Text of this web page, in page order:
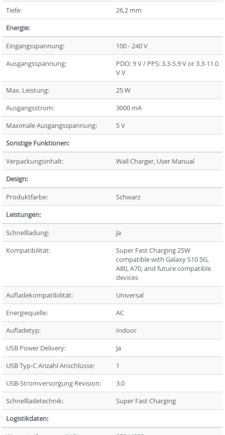
Tiefe:
26,2 mm
Energie:
Eingangsspannung:
100 - 240 V
Ausgangsspannung:
PDO: 9 V / PPS: 3.3-5.9 V or 3.3-11.0
V V
Max. Leistung:
25 W
Ausgangsstrom:
3000 mA
Maximale Ausgangsspannung:
5 V
Sonstige Funktionen:
Verpackungsinhalt:
Wall Charger, User Manual
Design:
Produktfarbe:
Schwarz
Leistungen:
Schnellladung:
Ja
Kompatibilität:
Super Fast Charging 25W
compatible with Galaxy S10 5G,
A80, A70, and future compatible
devices
Aufladekompatibilität:
Universal
Energiequelle:
AC
Aufladetyp:
Indoor
USB Power Delivery:
Ja
USB Typ-C Anzahl Anschlüsse:
1
USB-Stromversorgung Revision:
3.0
Schnellladetechnik:
Super Fast Charging
Logistikdaten: